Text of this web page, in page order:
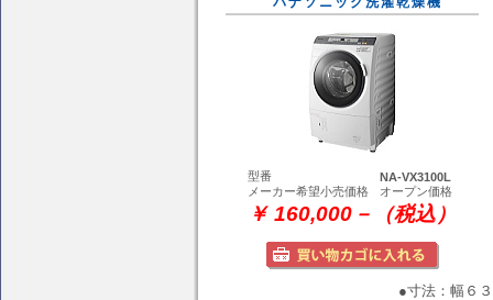
型番
NA-VX3100L
メーカー希望小売価格
オープン価格
￥ 160,000－（税込）
●寸法：幅６